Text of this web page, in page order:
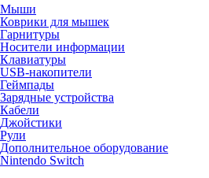
Мыши
Коврики для мышек
Гарнитуры
Носители информации
Клавиатуры
USB-накопители
Геймпады
Зарядные устройства
Кабели
Джойстики
Рули
Дополнительное оборудование
Nintendo Switch